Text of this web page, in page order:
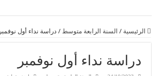
الرئيسية / السنة الرابعة متوسط / دراسة نداء أول نوفمبر
دراسة نداء أول نوفمبر